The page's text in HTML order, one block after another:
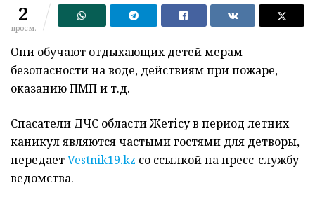
2
просм.
Они обучают отдыхающих детей мерам
безопасности на воде, действиям при пожаре,
оказанию ПМП и т.д.
Спасатели ДЧС области Жетісу в период летних
каникул являются частыми гостями для детворы,
передаетVestnik19.kz со ссылкой на пресс-службу
ведомства.